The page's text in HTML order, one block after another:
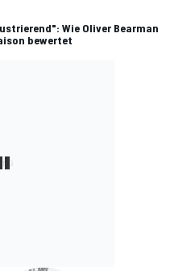
Wie Oliver Bearman
bewertet